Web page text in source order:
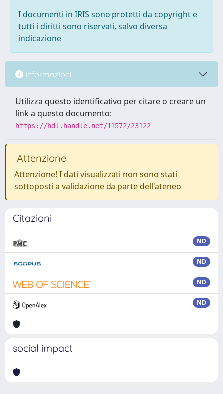
I documenti in IRIS sono protetti da copyright e
tutti i diritti sono riservati, salvo diversa
indicazione
Informazioni
Utilizza questo identificativo per citare o creare un
link a questo documento:
https://hdl.handle.net/11572/23122
Attenzione
Attenzione! I dati visualizzati non sono stati
sottoposti a validazione da parte dell'ateneo
Citazioni
ND
ND
ND
ND
social impact